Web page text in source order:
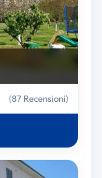
(87 Recensioni)